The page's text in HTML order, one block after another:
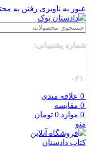
عبور به ناوبری رفتن به
شماره پشتیبانی:
-۰۲۱
0 علاقه مندی
0 مقایسه
0 موارد 0 تومان
منو